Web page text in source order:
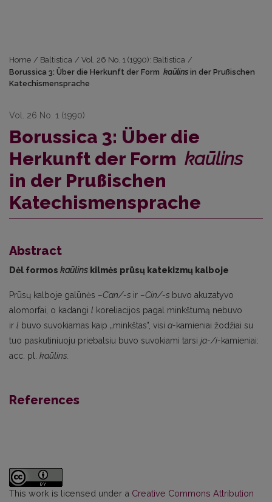
Home / Baltistica / Vol. 26 No. 1 (1990): Baltistica /
Borussica 3: Über die Herkunft der Form kaūlins in der Prußischen
Katechismensprache
Vol. 26 No. 1 (1990)
Borussica 3: Über die
Herkunft der Form kaūlins
in der Prußischen
Katechismensprache
Abstract
Dėl formos kaūlins kilmės prūsų katekizmų kalboje
Prūsų kalboje galūnės –C’an/-s ir –Cin/-s buvo akuzatyvo
alomorfai, o kadangi l koreliacijos pagal minkštumą nebuvo
ir l buvo suvokiamas kaip „minkštas", visi a-kamieniai žodžiai su
tuo paskutiniuoju priebalsiu buvo suvokiami tarsi ja-/i-kamieniai:
acc. pl. kaūlins.
References
This work is licensed under a Creative Commons Attribution